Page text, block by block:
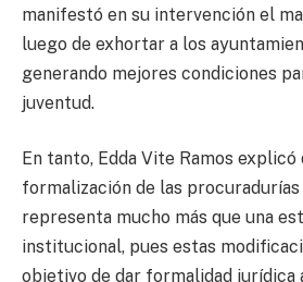
manifestó en su intervención el
luego de exhortar a los
generando mejores condiciones
juventud.
En tanto, Edda Vite Ramos
formalización de las
representa mucho más que una
institucional, pues estas
objetivo de dar formalidad jurídica